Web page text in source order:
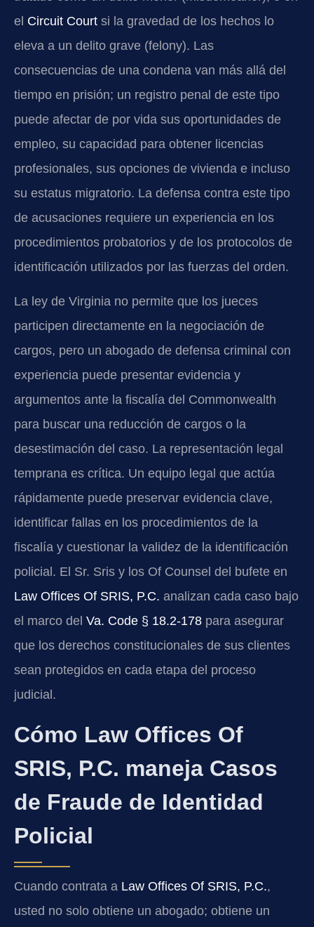
el Circuit Court si la gravedad de los hechos lo
eleva a un delito grave (felony). Las
consecuencias de una condena van más allá del
tiempo en prisión; un registro penal de este tipo
puede afectar de por vida sus oportunidades de
empleo, su capacidad para obtener licencias
profesionales, sus opciones de vivienda e incluso
su estatus migratorio. La defensa contra este tipo
de acusaciones requiere un experiencia en los
procedimientos probatorios y de los protocolos de
identificación utilizados por las fuerzas del orden.
La ley de Virginia no permite que los jueces
participen directamente en la negociación de
cargos, pero un abogado de defensa criminal con
experiencia puede presentar evidencia y
argumentos ante la fiscalía del Commonwealth
para buscar una reducción de cargos o la
desestimación del caso. La representación legal
temprana es crítica. Un equipo legal que actúa
rápidamente puede preservar evidencia clave,
identificar fallas en los procedimientos de la
fiscalía y cuestionar la validez de la identificación
policial. El Sr. Sris y los Of Counsel del bufete en
Law Offices Of SRIS, P.C. analizan cada caso bajo
el marco del Va. Code § 18.2-178 para asegurar
que los derechos constitucionales de sus clientes
sean protegidos en cada etapa del proceso
judicial.
Cómo Law Offices Of
SRIS, P.C. maneja Casos
de Fraude de Identidad
Policial
Cuando contrata a Law Offices Of SRIS, P.C.,
usted no solo obtiene un abogado; obtiene un